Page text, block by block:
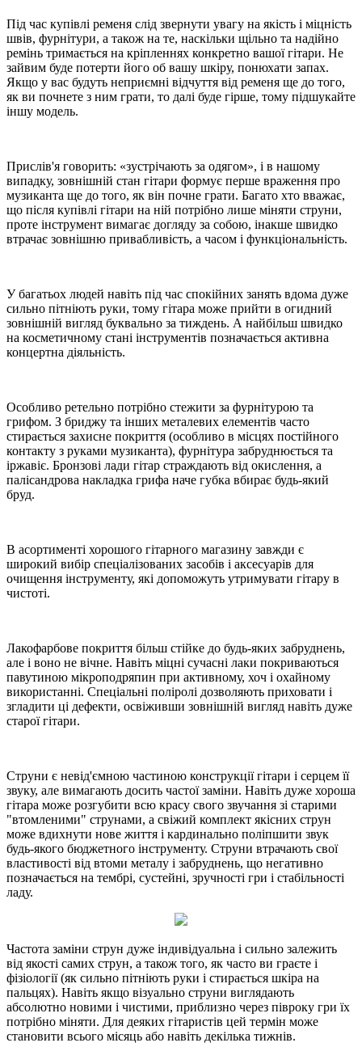
Під час купівлі ременя слід звернути увагу на якість і міцність
швів, фурнітури, а також на те, наскільки щільно та надійно
ремінь тримається на кріпленнях конкретно вашої гітари. Не
зайвим буде потерти його об вашу шкіру, понюхати запах.
Якщо у вас будуть неприємні відчуття від ременя ще до того,
як ви почнете з ним грати, то далі буде гірше, тому підшукайте
іншу модель.
Прислів'я говорить: «зустрічають за одягом», і в нашому
випадку, зовнішній стан гітари формує перше враження про
музиканта ще до того, як він почне грати. Багато хто вважає,
що після купівлі гітари на ній потрібно лише міняти струни,
проте інструмент вимагає догляду за собою, інакше швидко
втрачає зовнішню привабливість, а часом і функціональність.
У багатьох людей навіть під час спокійних занять вдома дуже
сильно пітніють руки, тому гітара може прийти в огидний
зовнішній вигляд буквально за тиждень. А найбільш швидко
на косметичному стані інструментів позначається активна
концертна діяльність.
Особливо ретельно потрібно стежити за фурнітурою та
грифом. З бриджу та інших металевих елементів часто
стирається захисне покриття (особливо в місцях постійного
контакту з руками музиканта), фурнітура забруднюється та
іржавіє. Бронзові лади гітар страждають від окислення, а
палісандрова накладка грифа наче губка вбирає будь-який
бруд.
В асортименті хорошого гітарного магазину завжди є
широкий вибір спеціалізованих засобів і аксесуарів для
очищення інструменту, які допоможуть утримувати гітару в
чистоті.
Лакофарбове покриття більш стійке до будь-яких забруднень,
але і воно не вічне. Навіть міцні сучасні лаки покриваються
павутиною мікроподряпин при активному, хоч і охайному
використанні. Спеціальні поліролі дозволяють приховати і
згладити ці дефекти, освіживши зовнішній вигляд навіть дуже
старої гітари.
Струни є невід'ємною частиною конструкції гітари і серцем її
звуку, але вимагають досить частої заміни. Навіть дуже хороша
гітара може розгубити всю красу свого звучання зі старими
"втомленими" струнами, а свіжий комплект якісних струн
може вдихнути нове життя і кардинально поліпшити звук
будь-якого бюджетного інструменту. Струни втрачають свої
властивості від втоми металу і забруднень, що негативно
позначається на тембрі, сустейні, зручності гри і стабільності
ладу.
Частота заміни струн дуже індивідуальна і сильно залежить
від якості самих струн, а також того, як часто ви граєте і
фізіології (як сильно пітніють руки і стирається шкіра на
пальцях). Навіть якщо візуально струни виглядають
абсолютно новими і чистими, приблизно через півроку гри їх
потрібно міняти. Для деяких гітаристів цей термін може
становити всього місяць або навіть декілька тижнів.